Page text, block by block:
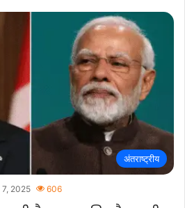
अंतराष्ट्रीय
2025 606